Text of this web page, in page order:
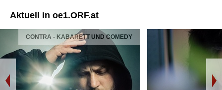
Aktuell in oe1.ORF.at
CONTRA - KABARETT UND COMEDY